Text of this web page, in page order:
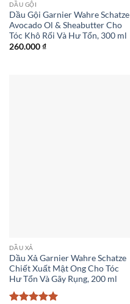
DẦU GỘI
Dầu Gội Garnier Wahre Schatze
Avocado Ol & Sheabutter Cho
Tóc Khô Rối Và Hư Tổn, 300 ml
260.000₫
DẦU XẢ
Dầu Xả Garnier Wahre Schatze
Chiết Xuất Mật Ong Cho Tóc
Hư Tổn Và Gãy Rụng, 200 ml